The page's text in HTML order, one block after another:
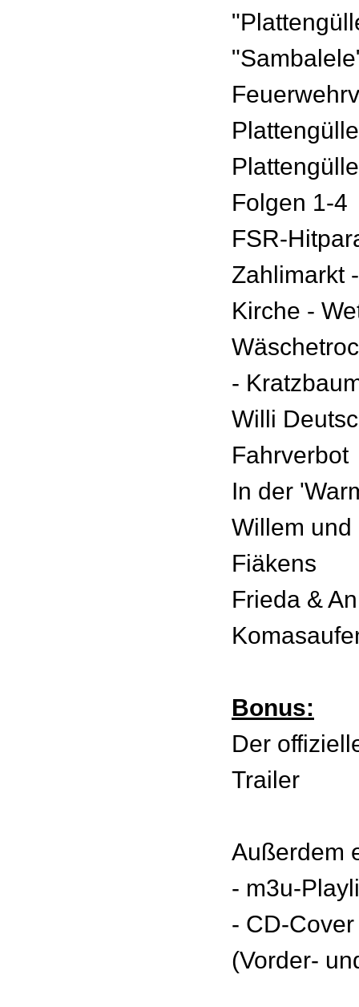
Plattengülle
Folgen 1-4
FSR-
Zahlimarkt
Kirche -
-
Willi
Fahrverbot
In der
Willem und
Fiäkens
Frieda &
Bonus:
Der
Trailer
Außerdem
- m3u-
- CD-
(Vorder-